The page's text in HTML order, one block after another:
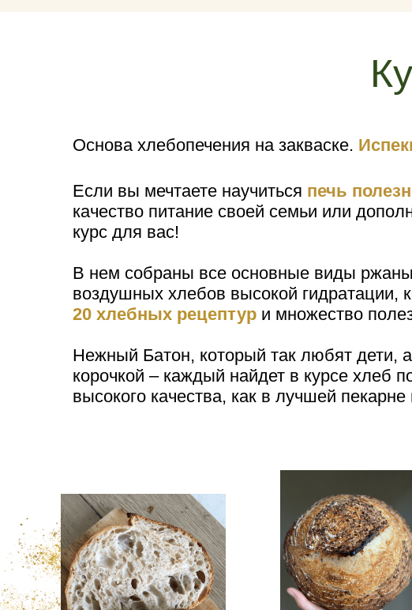
Основа хлебопечения на закваске.
Если вы мечтаете научиться печь
качество питание своей семьи или
курс для вас!
В нем собраны все основные виды
воздушных хлебов высокой гидратации,
20 хлебных рецептур и множество
Нежный Батон, который так любят дети,
корочкой – каждый найдет в курсе хлеб
высокого качества, как в лучшей